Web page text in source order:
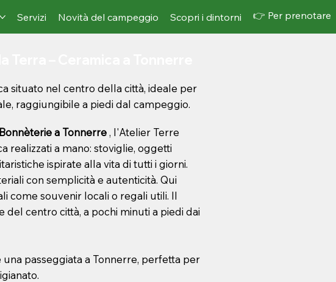
Servizi Novità del campeggio Scopri i dintorni 👉 Per prenotare
situato nel centro della città, ideale per
raggiungibile a piedi dal campeggio.
a Tonnerre, l'Atelier Terre
realizzati a mano: stoviglie, oggetti
ispirate alla vita di tutti i giorni.
con semplicità e autenticità. Qui
come souvenir locali o regali utili. Il
del centro città, a pochi minuti a piedi dai
passeggiata a Tonnerre, perfetta per